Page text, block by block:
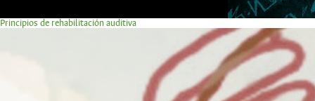
Principios de rehabilitación auditiva